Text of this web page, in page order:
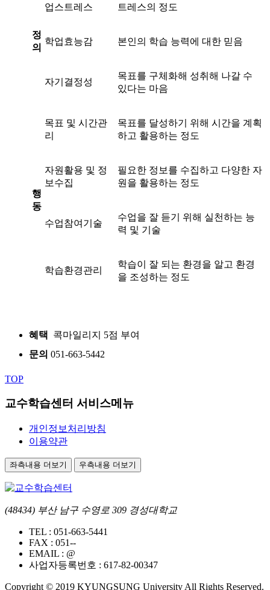
정
의
업스트레스
트레스의 정도
학업효능감 본인의 학습 능력에 대한 믿음
자기결정성
목표를 구체화해 성취해 나갈 수
있다는 마음
행
동
목표 및 시간관
리
목표를 달성하기 위해 시간을 계획
하고 활용하는 정도
자원활용 및 정
보수집
필요한 정보를 수집하고 다양한 자
원을 활용하는 정도
수업참여기술
수업을 잘 듣기 위해 실천하는 능
력 및 기술
학습환경관리
학습이 잘 되는 환경을 알고 환경
을 조성하는 정도
혜택 콕마일리지 5점 부여
문의 051-663-5442
TOP
교수학습센터 서비스메뉴
개인정보처리방침
이용약관
좌측내용 더보기 우측내용 더보기
(48434) 부산 남구 수영로 309 경성대학교
TEL : 051-663-5441
FAX : 051--
EMAIL : @
사업자등록번호 : 617-82-00347
Copyright © 2019 KYUNGSUNG University All Rights Reserved.